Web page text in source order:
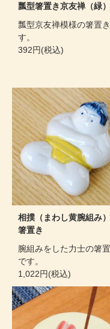
瓢型箸置き京友禅（緑）
瓢型京友禅模様の箸置
す。
392円(税込)
相撲（まわし黄腕組み
箸置き
腕組みをした力士の箸
です。
1,022円(税込)